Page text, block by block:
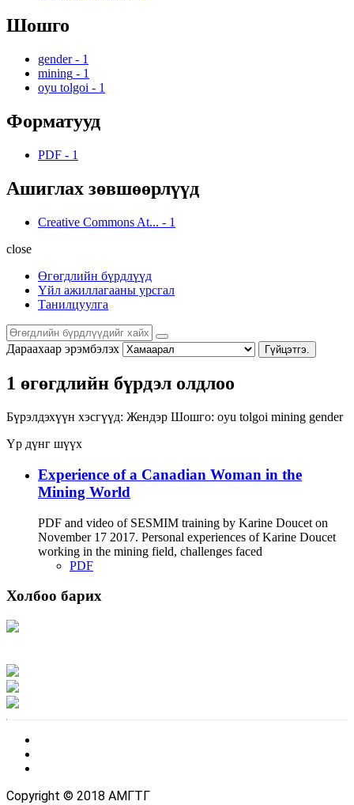
Шошго
gender - 1
mining - 1
oyu tolgoi - 1
Форматууд
PDF - 1
Ашиглах зөвшөөрлүүд
Creative Commons At... - 1
close
Өгөгдлийн бүрдлүүд
Үйл ажиллагааны урсгал
Танилцуулга
Дараахаар эрэмбэлэх Гүйцэтгэ.
1 өгөгдлийн бүрдэл олдлоо
Бүрэлдэхүүн хэсгүүд: Жендэр Шошго: oyu tolgoi mining gender
Үр дүнг шүүх
Experience of a Canadian Woman in the
Mining World
PDF and video of SESMIM training by Karine Doucet on
November 17 2017. Personal experiences of Karine Doucet
working in the mining field, challenges faced
PDF
Холбоо барих
Copyright © 2018 АМГТГ